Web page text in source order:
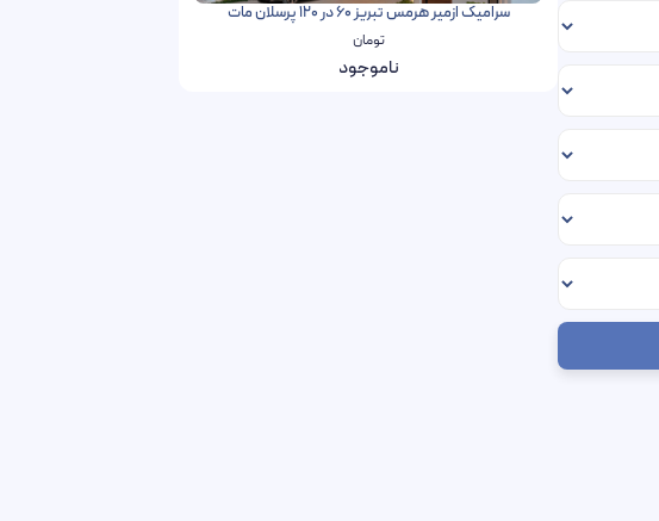
سرامیک ازمیر هرمس تبریز 60 در 120 پرسلان مات
تومان
ناموجود